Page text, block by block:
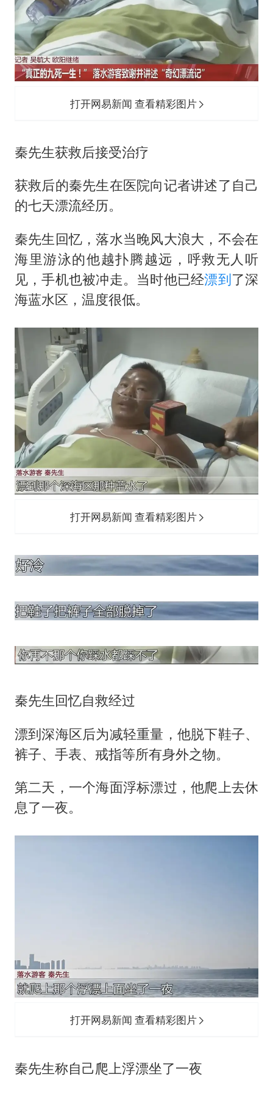
打开网易新闻 查看精彩图片
秦先生获救后接受治疗
获救后的秦先生在医院向记者讲述了自己
的七天漂流经历。
秦先生回忆，落水当晚风大浪大，不会在
海里游泳的他越扑腾越远，呼救无人听
见，手机也被冲走。当时他已经漂到了深
海蓝水区，温度很低。
打开网易新闻 查看精彩图片
秦先生回忆自救经过
漂到深海区后为减轻重量，他脱下鞋子、
裤子、手表、戒指等所有身外之物。
第二天，一个海面浮标漂过，他爬上去休
息了一夜。
打开网易新闻 查看精彩图片
秦先生称自己爬上浮漂坐了一夜